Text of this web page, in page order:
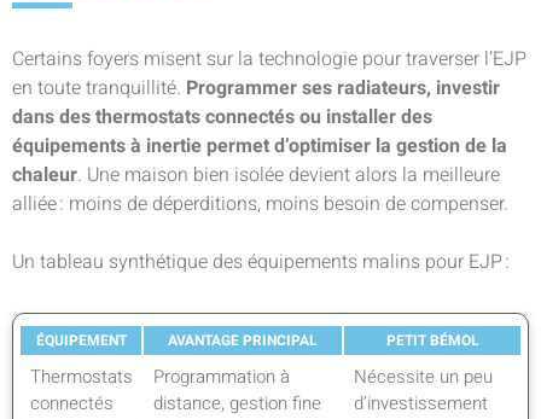
Certains foyers misent sur la technologie pour traverser l’EJP
en toute tranquillité. Programmer ses radiateurs, investir
dans des thermostats connectés ou installer des
équipements à inertie permet d’optimiser la gestion de la
chaleur. Une maison bien isolée devient alors la meilleure
alliée : moins de déperditions, moins besoin de compenser.
Un tableau synthétique des équipements malins pour EJP :
ÉQUIPEMENT AVANTAGE PRINCIPAL PETIT BÉMOL
Thermostats
connectés
Programmation à
distance, gestion fine
Nécessite un peu
d’investissement